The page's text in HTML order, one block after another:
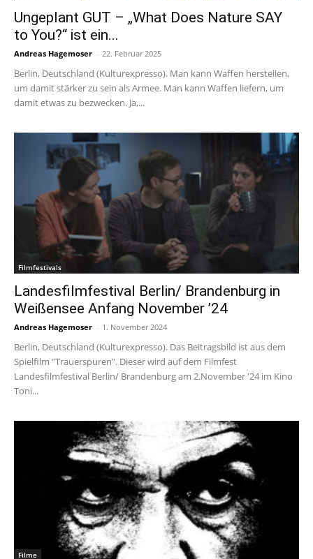
Ungeplant GUT – „What Does Nature SAY
to You?“ ist ein...
Andreas Hagemoser - 22. Februar 2025
Berlin, Deutschland (Kulturexpresso). Man kann Waffen herstellen,
um damit stärker zu sein als Armee. Man kann Waffen liefern, um
damit etwas zu bezwecken. Ja,...
Filmfestivals
Landesfilmfestival Berlin/ Brandenburg in
Weißensee Anfang November ’24
Andreas Hagemoser - 1. November 2024
Berlin, Deutschland (Kulturexpresso). Das Beitragsbild ist aus dem
Spielfilm "Trauerspuren". Dieser wird auf dem Filmfest
Landesfilmfestival Berlin/ Brandenburg am 2.November '24 im Kino
Toni...
Filme